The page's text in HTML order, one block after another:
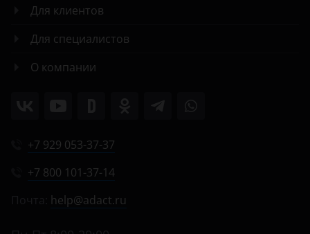
Для клиентов
Для специалистов
О компании
+7 929 053-37-37
+7 800 101-37-14
help@adact.ru